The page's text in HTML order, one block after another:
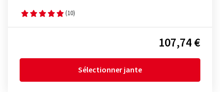
(10)
107,74 €
Sélectionner jante